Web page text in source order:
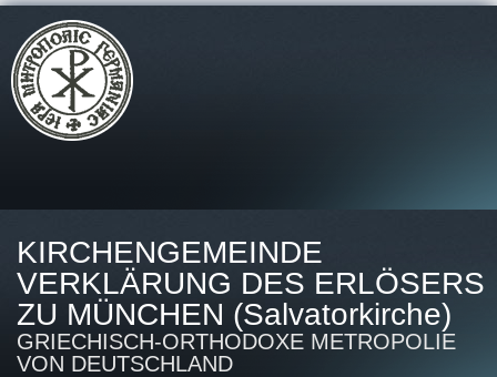
KIRCHENGEMEINDE
VERKLÄRUNG DES ERLÖSERS
ZU MÜNCHEN (Salvatorkirche)
GRIECHISCH-ORTHODOXE METROPOLIE
VON DEUTSCHLAND